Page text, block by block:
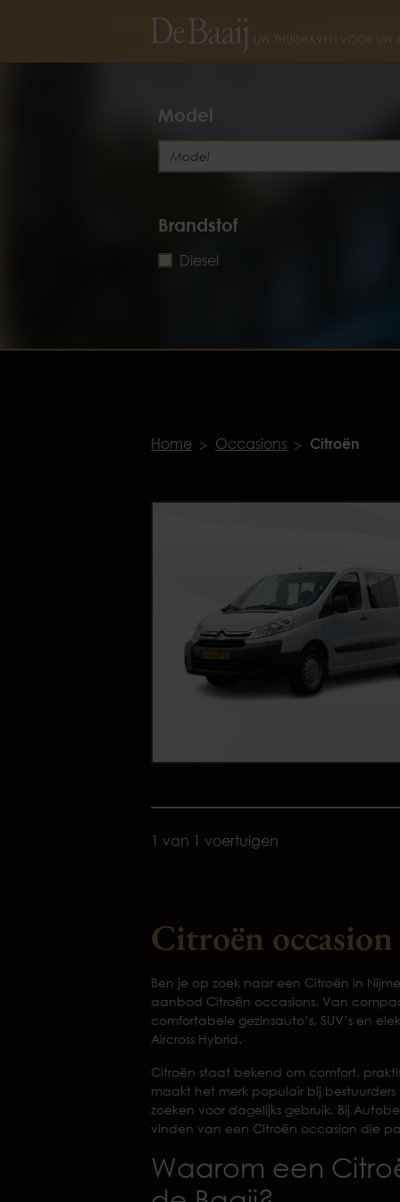
Model
Brandstof
Diesel
Home Occasions Citroën
1 van 1 voertuigen
Citroën
Ben je op zoek naar een Citroën in
aanbod Citroën occasions. Van
comfortabele gezinsauto’s, SUV’s en
Aircross Hybrid.
Citroën staat bekend om comfort,
maakt het merk populair bij
zoeken voor dagelijks gebruik. Bij
vinden van een Citroën occasion die
Waarom een